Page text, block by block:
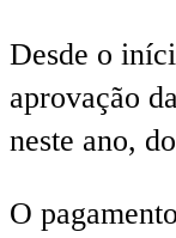
Desde o
aprovação
neste ano,
O